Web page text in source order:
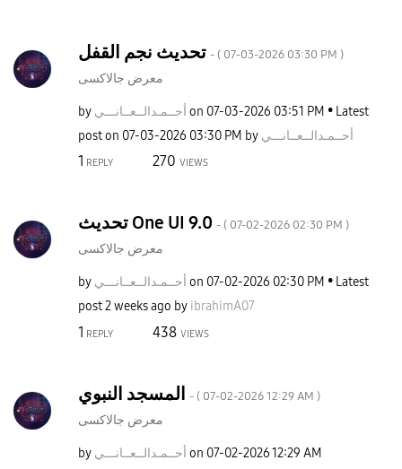
تحديث نجم القفل - ( ‎07-03-2026 03:30 PM )
معرض جالاكسى
by أحــمـدالــعــانـــي on ‎07-03-2026 03:51 PM
Latest
post on ‎07-03-2026 03:30 PM by أحــمـدالــعــانـــي
1 REPLY 270 VIEWS
تحديث One UI 9.0 - ( ‎07-02-2026 02:30 PM )
معرض جالاكسى
by أحــمـدالــعــانـــي on ‎07-02-2026 02:30 PM
Latest
post2 weeks ago by ibrahimA07
1 REPLY 438 VIEWS
- ( ‎07-02-2026 12:29 AM )
معرض جالاكسى
by أحــمـدالــعــانـــي on ‎07-02-202612:29 AM